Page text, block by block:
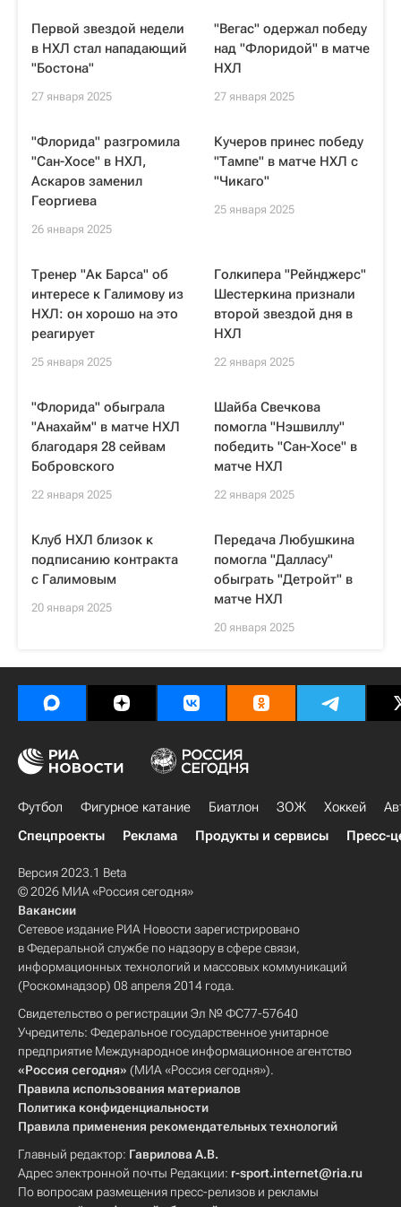
Первой звездой недели
в НХЛ стал нападающий
"Бостона"
27 января 2025
"Вегас" одержал победу
над "Флоридой" в матче
НХЛ
27 января 2025
"Флорида" разгромила
"Сан-Хосе" в НХЛ,
Аскаров заменил
Георгиева
26 января 2025
Кучеров принес победу
"Тампе" в матче НХЛ с
"Чикаго"
25 января 2025
Тренер "Ак Барса" об
интересе к Галимову из
НХЛ: он хорошо на это
реагирует
25 января 2025
Голкипера "Рейнджерс"
Шестеркина признали
второй звездой дня в
НХЛ
22 января 2025
"Флорида" обыграла
"Анахайм" в матче НХЛ
благодаря 28 сейвам
Бобровского
22 января 2025
Шайба Свечкова
помогла "Нэшвиллу"
победить "Сан-Хосе" в
матче НХЛ
22 января 2025
Клуб НХЛ близок к
подписанию контракта
с Галимовым
20 января 2025
Передача Любушкина
помогла "Далласу"
обыграть "Детройт" в
матче НХЛ
20 января 2025
Футбол Фигурное катание Биатлон ЗОЖ Хоккей
Спецпроекты
Реклама Продукты и сервисы Пресс-
Версия 2023.1 Beta
© 2026 МИА «Россия сегодня»
Вакансии
Сетевое издание РИА Новости зарегистрировано
в Федеральной службе по надзору в сфере связи,
информационных технологий и массовых коммуникаций
(Роскомнадзор) 08 апреля 2014 года.
Свидетельство о регистрации Эл № ФС77-57640
Учредитель: Федеральное государственное унитарное
предприятие Международное информационное агентство
«Россия сегодня» (МИА «Россия сегодня»).
Правила использования материалов
Политика конфиденциальности
Правила применения рекомендательных технологий
Главный редактор: Гаврилова А.В.
Адрес электронной почты Редакции: r-sport.internet@ria.ru
По вопросам размещения пресс-релизов и рекламы